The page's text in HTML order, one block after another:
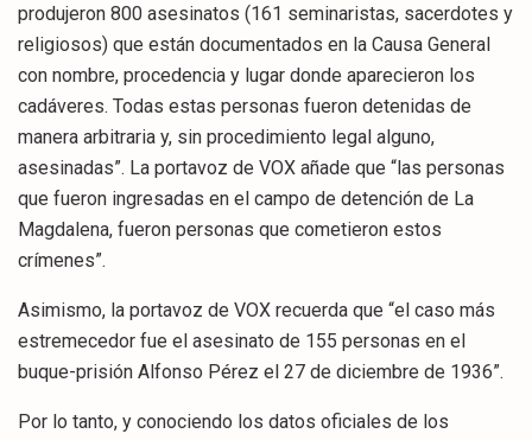
produjeron 800 asesinatos (161 seminaristas, sacerdotes y
religiosos) que están documentados en la Causa General
con nombre, procedencia y lugar donde aparecieron los
cadáveres. Todas estas personas fueron detenidas de
manera arbitraria y, sin procedimiento legal alguno,
asesinadas”. La portavoz de VOX añade que “las personas
que fueron ingresadas en el campo de detención de La
Magdalena, fueron personas que cometieron estos
crímenes”.
Asimismo, la portavoz de VOX recuerda que “el caso más
estremecedor fue el asesinato de 155 personas en el
buque-prisión Alfonso Pérez el 27 de diciembre de 1936”.
Por lo tanto, y conociendo los datos oficiales de los